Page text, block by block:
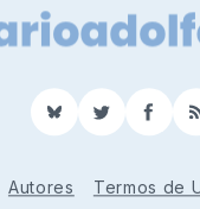
BlueSkyTwitter
Autores Termos de